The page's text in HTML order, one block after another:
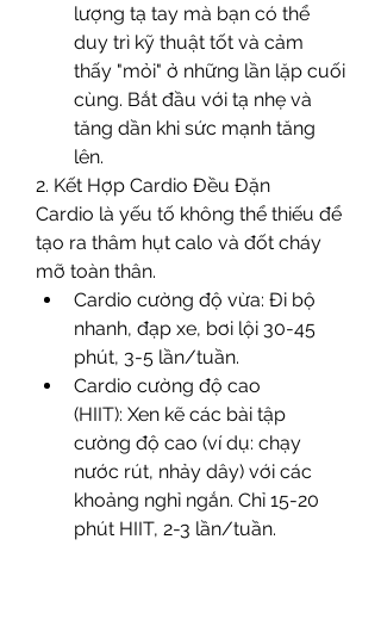
lượng tạ tay mà bạn có thể
duy trì kỹ thuật tốt và cảm
thấy "mỏi" ở những lần lặp cuối
cùng. Bắt đầu với tạ nhẹ và
tăng dần khi sức mạnh tăng
lên.
2. Kết Hợp Cardio Đều Đặn
Cardio là yếu tố không thể thiếu để
tạo ra thâm hụt calo và đốt cháy
mỡ toàn thân.
Cardio cường độ vừa: Đi bộ
nhanh, đạp xe, bơi lội 30-45
phút, 3-5 lần/tuần.
Cardio cường độ cao
(HIIT): Xen kẽ các bài tập
cường độ cao (ví dụ: chạy
nước rút, nhảy dây) với các
khoảng nghỉ ngắn. Chỉ 15-20
phút HIIT, 2-3 lần/tuần.